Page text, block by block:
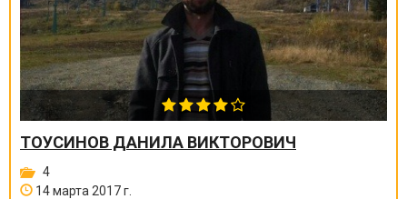
ТОУСИНОВ ДАНИЛА ВИКТОРОВИЧ
4
14 марта 2017 г.